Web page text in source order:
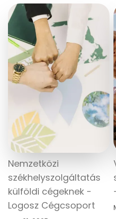
Nemzetközi
székhelyszolgáltatás
külföldi cégeknek -
Logosz Cégcsoport